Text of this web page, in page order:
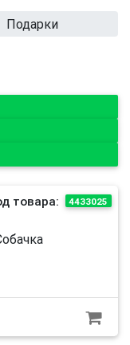
Подарки
товара: 4433025